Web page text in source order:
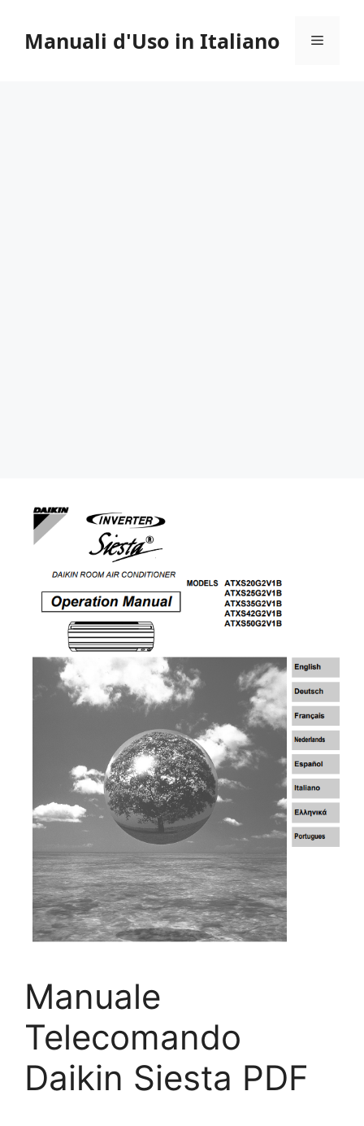
contenuto
Manuali d'Uso in Italiano Menu
Manuale
Telecomando
Daikin Siesta PDF